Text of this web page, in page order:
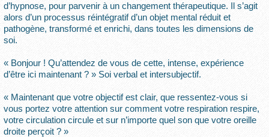
d’hypnose, pour parvenir à un changement thérapeutique. Il s’agit
alors d’un processus réintégratif d’un objet mental réduit et
pathogène, transformé et enrichi, dans toutes les dimensions de
soi.
« Bonjour ! Qu’attendez de vous de cette, intense, expérience
d’être ici maintenant ? » Soi verbal et intersubjectif.
« Maintenant que votre objectif est clair, que ressentez-vous si
vous portez votre attention sur comment votre respiration respire,
votre circulation circule et sur n’importe quel son que votre oreille
droite perçoit ? »